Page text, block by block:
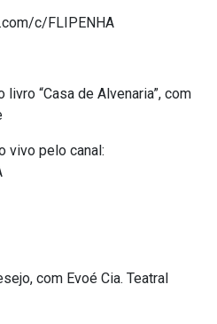
c/FLIPENHA
“Casa de Alvenaria”, com
vivo pelo canal:
com Evoé Cia. Teatral